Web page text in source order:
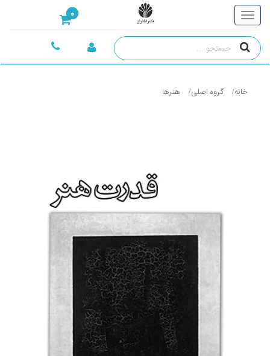
0
خانه گروه اصلی هنرها